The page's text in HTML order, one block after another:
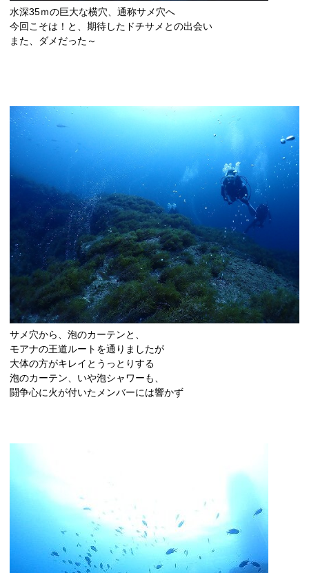
水深35ｍの巨大な横穴、通称サメ穴へ
今回こそは！と、期待したドチサメとの出会い
また、ダメだった～
サメ穴から、泡のカーテンと、
モアナの王道ルートを通りましたが
大体の方がキレイとうっとりする
泡のカーテン、いや泡シャワーも、
闘争心に火が付いたメンバーには響かず